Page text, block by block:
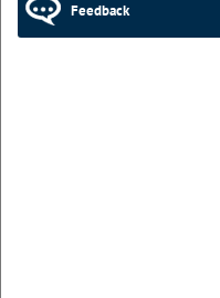
Feedback